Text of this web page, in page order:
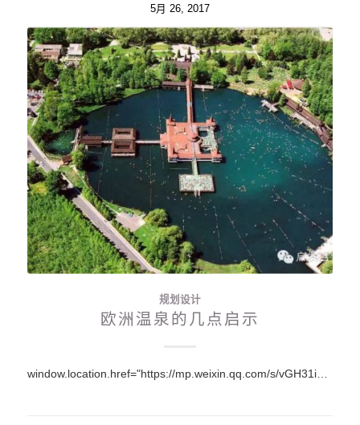
5月 26, 2017
规划设计
欧洲温泉的几点启示
window.location.href="https://mp.weixin.qq.com/s/vGH31iznhQrwhxwGirU4zQ";